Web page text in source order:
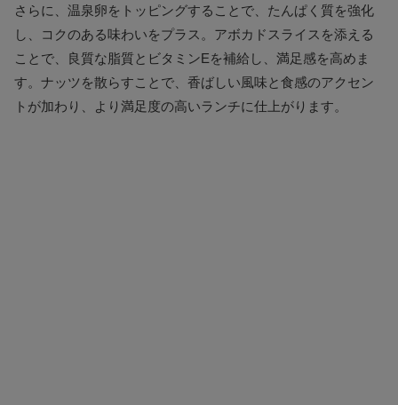
さらに、温泉卵をトッピングすることで、たんぱく質を強化
し、コクのある味わいをプラス。アボカドスライスを添える
ことで、良質な脂質とビタミンEを補給し、満足感を高めま
す。ナッツを散らすことで、香ばしい風味と食感のアクセン
トが加わり、より満足度の高いランチに仕上がります。